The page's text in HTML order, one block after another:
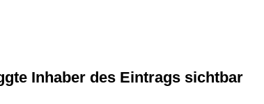
Inha­ber des Ein­trags sichtbar